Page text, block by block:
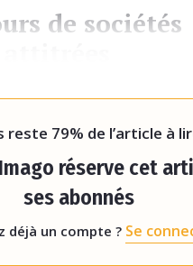
de sociétés
reste 79% de l’article à
réserve cet
ses abonnés
déjà un compte ? Se